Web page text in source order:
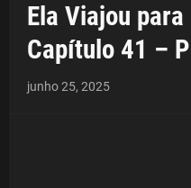
Ela Viajou
Capítulo 41 –
junho 25, 2025